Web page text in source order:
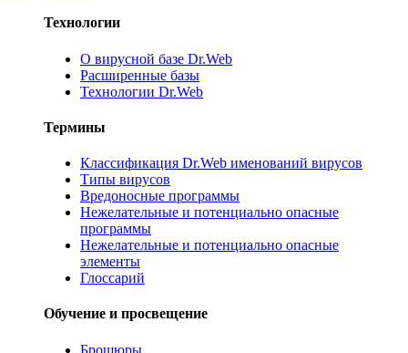
Технологии
О вирусной базе Dr.Web
Расширенные базы
Технологии Dr.Web
Термины
Классификация Dr.Web именований вирусов
Типы вирусов
Вредоносные программы
Нежелательные и потенциально опасные
программы
Нежелательные и потенциально опасные
элементы
Глоссарий
Обучение и просвещение
Брошюры